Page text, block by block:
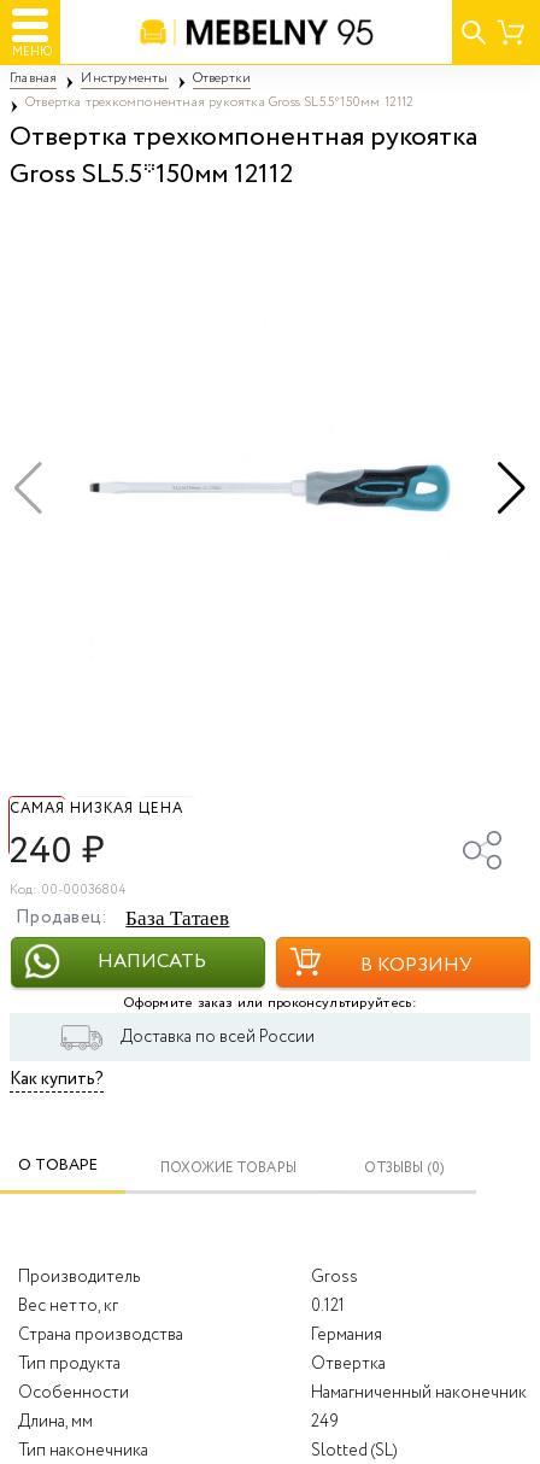
МЕНЮ
Главная Инструменты
Отвертки
Отвертка трехкомпонентная рукоятка Gross SL5.5*150мм 12112
Отвертка трехкомпонентная рукоятка
Gross SL5.5*150мм 12112
САМАЯ НИЗКАЯ ЦЕНА
240 ₽
Код: 00-00036804
Продавец: База Татаев
НАПИСАТЬ В КОРЗИНУ
Оформите заказ или проконсультируйтесь:
Доставка по всей России
Как купить?
О ТОВАРЕ ПОХОЖИЕ ТОВАРЫ ОТЗЫВЫ (0)
Производитель
Gross
Вес нетто, кг
0.121
Страна производства
Германия
Тип продукта
Отвертка
Особенности
Намагниченный наконечник
Длина, мм
249
Тип наконечника
Slotted (SL)